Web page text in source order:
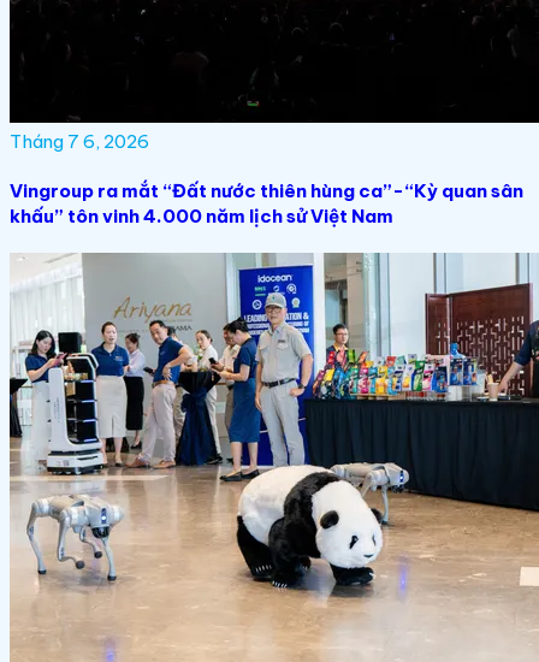
Tháng 7 6, 2026
Vingroup ra mắt “Đất nước thiên hùng ca”-“Kỳ quan sân
khấu” tôn vinh 4.000 năm lịch sử Việt Nam